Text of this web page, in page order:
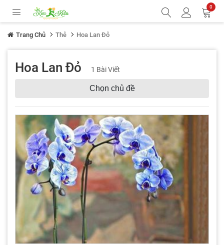
0
Trang Chủ Thẻ Hoa Lan Đỏ
Hoa Lan Đỏ 1 Bài Viết
Chọn chủ đề